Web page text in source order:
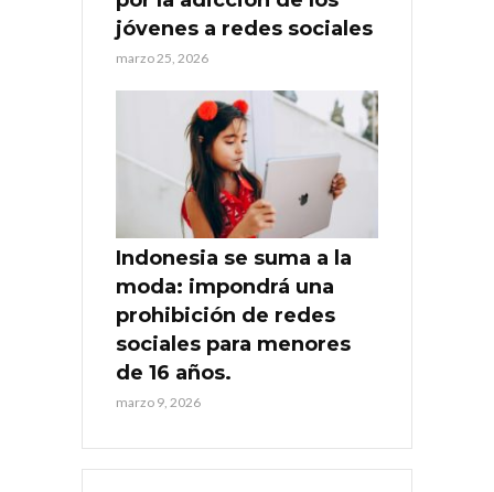
jóvenes a redes sociales
marzo 25, 2026
Indonesia se suma a la
moda: impondrá una
prohibición de redes
sociales para menores
de 16 años.
marzo 9, 2026